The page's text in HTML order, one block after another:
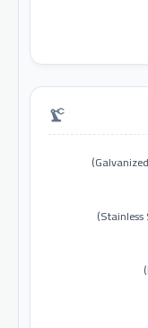
precision_manufacturing